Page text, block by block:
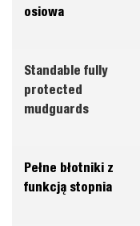
osiowa
Standable fully
protected
mudguards
Pełne błotniki z
funkcją stopnia